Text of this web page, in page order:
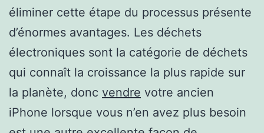
éliminer cette étape du processus présente
d’énormes avantages. Les déchets
électroniques sont la catégorie de déchets
qui connaît la croissance la plus rapide sur
la planète, donc vendre votre ancien
iPhone lorsque vous n’en avez plus besoin